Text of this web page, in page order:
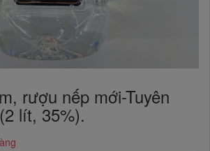
rượu nếp mới-Tuyên
lít, 35%).